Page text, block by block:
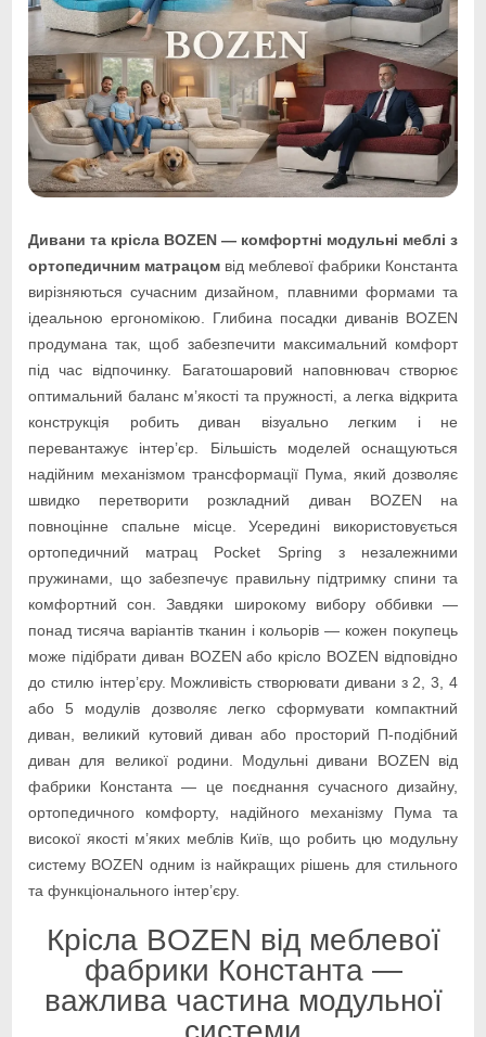
Дивани та крісла BOZEN — комфортні модульні меблі з
ортопедичним матрацом від меблевої фабрики Константа
вирізняються сучасним дизайном, плавними формами та
ідеальною ергономікою. Глибина посадки диванів BOZEN
продумана так, щоб забезпечити максимальний комфорт
під час відпочинку. Багатошаровий наповнювач створює
оптимальний баланс м’якості та пружності, а легка відкрита
конструкція робить диван візуально легким і не
перевантажує інтер’єр. Більшість моделей оснащуються
надійним механізмом трансформації Пума, який дозволяє
швидко перетворити розкладний диван BOZEN на
повноцінне спальне місце. Усередині використовується
ортопедичний матрац Pocket Spring з незалежними
пружинами, що забезпечує правильну підтримку спини та
комфортний сон. Завдяки широкому вибору оббивки —
понад тисяча варіантів тканин і кольорів — кожен покупець
може підібрати диван BOZEN або крісло BOZEN відповідно
до стилю інтер’єру. Можливість створювати дивани з 2, 3, 4
або 5 модулів дозволяє легко сформувати компактний
диван, великий кутовий диван або просторий П-подібний
диван для великої родини. Модульні дивани BOZEN від
фабрики Константа — це поєднання сучасного дизайну,
ортопедичного комфорту, надійного механізму Пума та
високої якості м’яких меблів Київ, що робить цю модульну
систему BOZEN одним із найкращих рішень для стильного
та функціонального інтер’єру.
Крісла BOZEN від меблевої
фабрики Константа —
важлива частина модульної